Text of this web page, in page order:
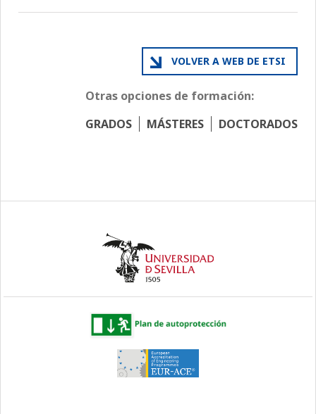
VOLVER A WEB DE ETSI
Otras opciones de formación:
GRADOS
MÁSTERES DOCTORADOS